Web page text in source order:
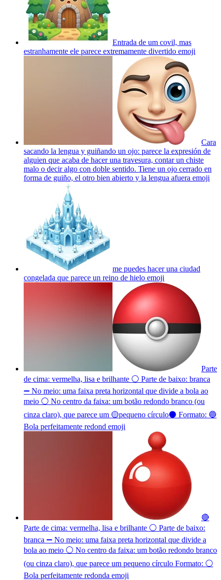
Entrada de um covil, mas
estranhamente ele parece extremamente divertido emoji
Cara
sacando la lengua y guiñando un ojo: parece la expresión de
alguien que acaba de hacer una travesura, contar un chiste
malo o decir algo con doble sentido. Tiene un ojo cerrado en
forma de guiño, el otro bien abierto y la lengua afuera emoji
me puedes hacer una ciudad
congelada que parece un reino de hielo emoji
Parte
de cima: vermelha, lisa e brilhante ⚪ Parte de baixo: branca
➖ No meio: uma faixa preta horizontal que divide a bola ao
meio ⚪ No centro da faixa: um botão redondo branco (ou
cinza claro), que parece um 🟡pequeno círculo⚫ Formato: 🔵
Bola perfeitamente redond emoji
🔴
Parte de cima: vermelha, lisa e brilhante ⚪ Parte de baixo:
branca ➖ No meio: uma faixa preta horizontal que divide a
bola ao meio ⚪ No centro da faixa: um botão redondo branco
(ou cinza claro), que parece um pequeno círculo Formato: ⚪
Bola perfeitamente redonda emoji